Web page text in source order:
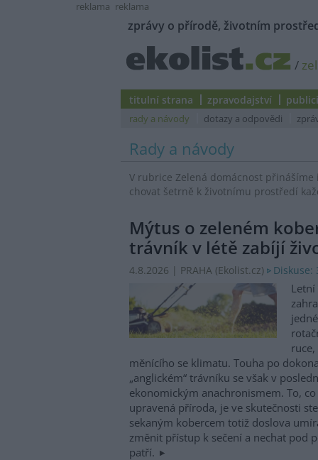
reklama reklama
zprávy o přírodě, životním
/
titulní strana zpravodajství
rady a návody dotazy a odpovědi
Rady a návody
V rubrice Zelená domácnost
chovat šetrně k životnímu prostředí
Mýtus o zeleném
trávník v létě zabíjí
4.8.2026 | PRAHA (Ekolist.cz) Diskuse:
měnícího se klimatu. Touha po
„anglickém“ trávníku se však v
ekonomickým anachronismem. To,
upravená příroda, je ve skutečnosti
sekaným kobercem totiž doslova
změnit přístup k sečení a nechat pod
patří.